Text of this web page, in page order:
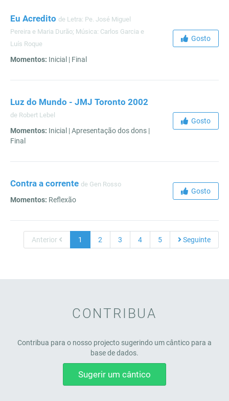
Eu Acredito de Letra: Pe. José Miguel
Pereira e Maria Durão; Música: Carlos Garcia e
Luís Roque
Momentos: Inicial | Final
Gosto
Luz do Mundo - JMJ Toronto 2002
de Robert Lebel
Momentos: Inicial | Apresentação dos dons |
Final
Gosto
Contra a corrente de Gen Rosso
Momentos: Reflexão
Gosto
Anterior 1 2 3 4 5 Seguinte
CONTRIBUA
Contribua para o nosso projecto sugerindo um cântico para a
base de dados.
Sugerir um cântico